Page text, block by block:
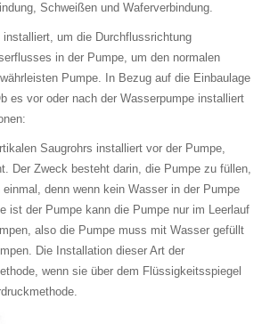
Schweißen und Waferverbindung.
um die Durchflussrichtung
in der Pumpe, um den normalen
Pumpe. In Bezug auf die Einbaulage
es vor oder nach der Wasserpumpe installiert
Saugrohrs installiert vor der Pumpe,
Der Zweck besteht darin, die Pumpe zu füllen,
denn wenn kein Wasser in der Pumpe
ist der Pumpe kann die Pumpe nur im Leerlauf
also die Pumpe muss mit Wasser gefüllt
Die Installation dieser Art der
wenn sie über dem Flüssigkeitsspiegel